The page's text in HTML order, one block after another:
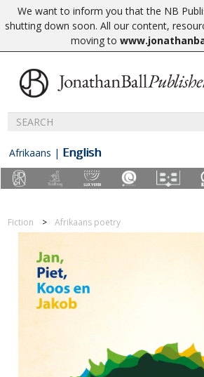
We want to inform you that the NB
shutting down soon. All our content,
moving to
Afrikaans | English
Fiction Afrikaans poetry